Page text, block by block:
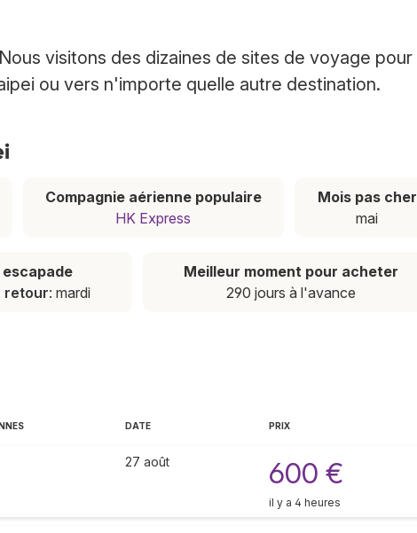
visitons des dizaines de sites de voyage pour
ou vers n'importe quelle autre destination.
Compagnie aérienne populaire
HK Express
Mois pas cher
mai
retour: mardi
Meilleur moment pour acheter
290 jours à l'avance
DATE PRIX
27 août 600 €
il y a 4 heures